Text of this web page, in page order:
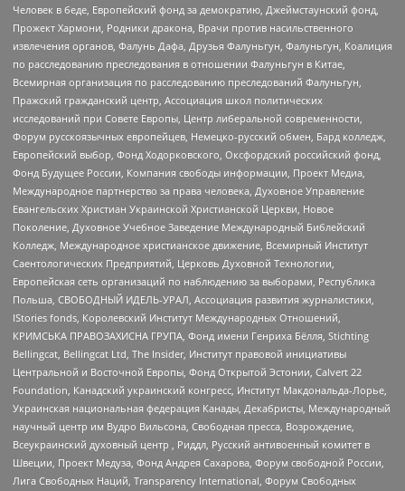
Человек в беде, Европейский фонд за демократию, Джеймстаунский фонд,
Прожект Хармони, Родники дракона, Врачи против насильственного
извлечения органов, Фалунь Дафа, Друзья Фалуньгун, Фалуньгун, Коалиция
по расследованию преследования в отношении Фалуньгун в Китае,
Всемирная организация по расследованию преследований Фалуньгун,
Пражский гражданский центр, Ассоциация школ политических
исследований при Совете Европы, Центр либеральной современности,
Форум русскоязычных европейцев, Немецко-русский обмен, Бард колледж,
Европейский выбор, Фонд Ходорковского, Оксфордский российский фонд,
Фонд Будущее России, Компания свободы информации, Проект Медиа,
Международное партнерство за права человека, Духовное Управление
Евангельских Христиан Украинской Христианской Церкви, Новое
Поколение, Духовное Учебное Заведение Международный Библейский
Колледж, Международное христианское движение, Всемирный Институт
Саентологических Предприятий, Церковь Духовной Технологии,
Европейская сеть организаций по наблюдению за выборами, Республика
Польша, СВОБОДНЫЙ ИДЕЛЬ-УРАЛ, Ассоциация развития журналистики,
IStories fonds, Королевский Институт Международных Отношений,
КРИМСЬКА ПРАВОЗАХИСНА ГРУПА, Фонд имени Генриха Бёлля, Stichting
Bellingcat, Bellingcat Ltd, The Insider, Институт правовой инициативы
Центральной и Восточной Европы, Фонд Открытой Эстонии, Calvert 22
Foundation, Канадский украинский конгресс, Институт Макдональда-Лорье,
Украинская национальная федерация Канады, Декабристы, Международный
научный центр им Вудро Вильсона, Свободная пресса, Возрождение,
Всеукраинский духовный центр , Риддл, Русский антивоенный комитет в
Швеции, Проект Медуза, Фонд Андрея Сахарова, Форум свободной России,
Лига Свободных Наций, Transparеncy International, Форум Свободных